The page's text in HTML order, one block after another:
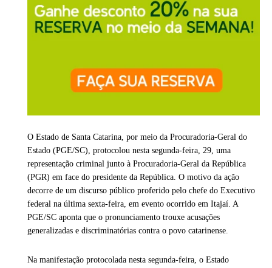
O Estado de Santa Catarina, por meio da Procuradoria-Geral do
Estado (PGE/SC), protocolou nesta segunda-feira, 29, uma
representação criminal junto à Procuradoria-Geral da República
(PGR) em face do presidente da República. O motivo da ação
decorre de um discurso público proferido pelo chefe do Executivo
federal na última sexta-feira, em evento ocorrido em Itajaí. A
PGE/SC aponta que o pronunciamento trouxe acusações
generalizadas e discriminatórias contra o povo catarinense.
Na manifestação protocolada nesta segunda-feira, o Estado